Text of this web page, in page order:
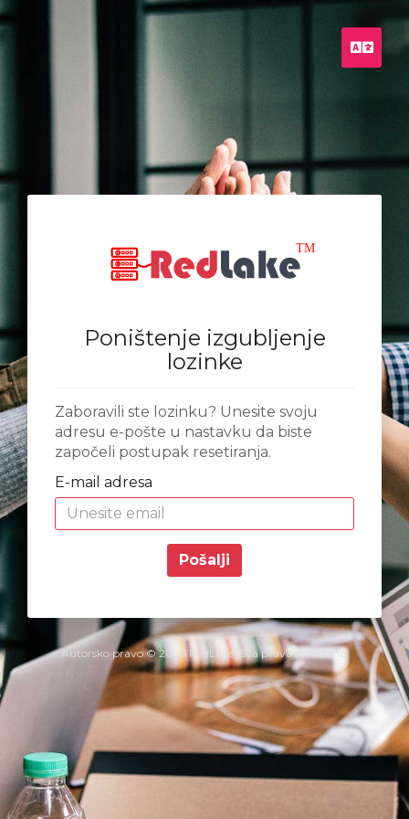
Poništenje izgubljenje
lozinke
Zaboravili ste lozinku? Unesite svoju
adresu e-pošte u nastavku da biste
započeli postupak resetiranja.
E-mail adresa
Pošalji
Autorsko pravo © 2026 RedLake. Sva prava pridržana.